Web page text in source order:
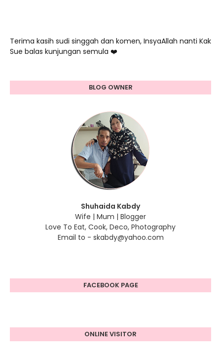
Terima kasih sudi singgah dan komen, InsyaAllah nanti Kak
Sue balas kunjungan semula ❤️
BLOG OWNER
Shuhaida Kabdy
Wife | Mum | Blogger
Love To Eat, Cook, Deco, Photography
Email to - skabdy@yahoo.com
FACEBOOK PAGE
ONLINE VISITOR